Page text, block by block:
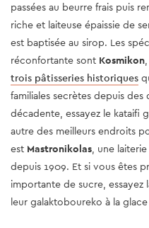
passées au beurre frais puis
riche et laiteuse épaissie de
est baptisée au sirop. Les
réconfortante sont Kosmikon,
trois pâtisseries historiques
familiales secrètes depuis
décadente, essayez le kataifi
autre des meilleurs endroits
est Mastronikolas, une
depuis 1909. Et si vous êtes
importante de sucre, essayez
leur galaktoboureko à la